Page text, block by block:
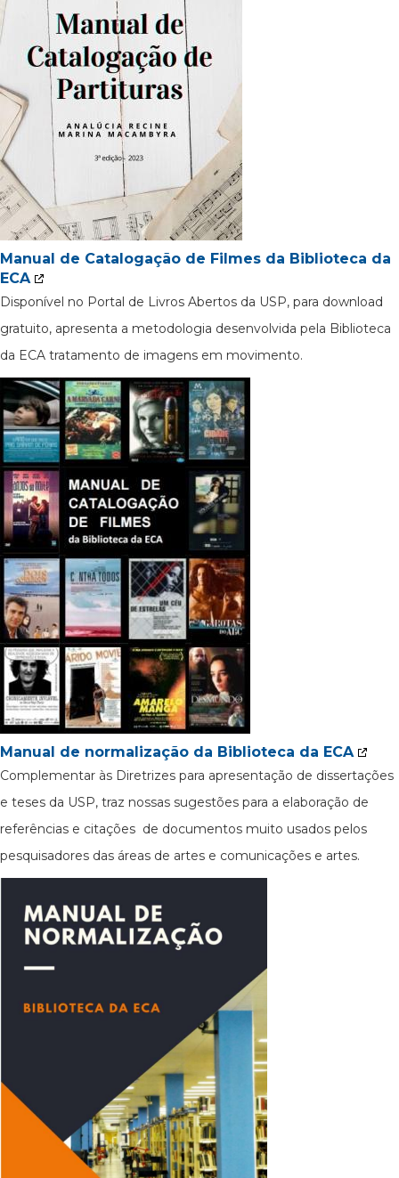
Manual de Catalogação de Filmes da Biblioteca da
ECA
Disponível no Portal de Livros Abertos da USP, para download
gratuito, apresenta a metodologia desenvolvida pela Biblioteca
da ECA tratamento de imagens em movimento.
Manual de normalização da Biblioteca da ECA
Complementar às Diretrizes para apresentação de dissertações
e teses da USP, traz nossas sugestões para a elaboração de
referências e citações de documentos muito usados pelos
pesquisadores das áreas de artes e comunicações e artes.